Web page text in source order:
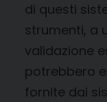
di questi
strumenti, a
validazione
potrebbero
fornite dai